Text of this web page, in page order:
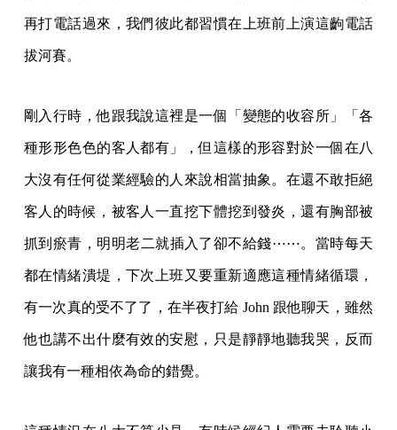
再打電話過來，我們彼此都習慣在上班前上演這齣電話
拔河賽。
剛入行時，他跟我說這裡是一個「變態的收容所」「各
種形形色色的客人都有」，但這樣的形容對於一個在八
大沒有任何從業經驗的人來說相當抽象。在還不敢拒絕
客人的時候，被客人一直挖下體挖到發炎，還有胸部被
抓到瘀青，明明老二就插入了卻不給錢⋯⋯。當時每天
都在情緒潰堤，下次上班又要重新適應這種情緒循環，
有一次真的受不了了，在半夜打給 John 跟他聊天，雖然
他也講不出什麼有效的安慰，只是靜靜地聽我哭，反而
讓我有一種相依為命的錯覺。